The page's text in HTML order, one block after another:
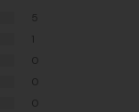
5
1
0
0
0